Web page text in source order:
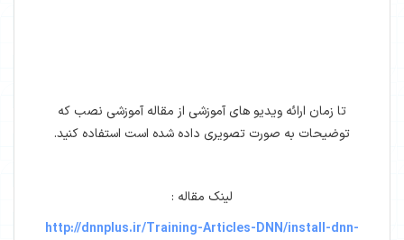
تا زمان ارائه ویدیو های آموزشی از مقاله آموزشی نصب که
توضیحات به صورت تصویری داده شده است استفاده کنید.
لینک مقاله :
http://dnnplus.ir/Training-Articles-DNN/install-dnn-